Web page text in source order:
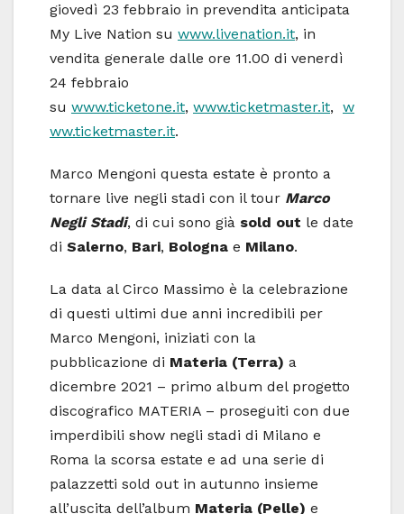
giovedì 23 febbraio in prevendita anticipata
My Live Nation su www.livenation.it, in
vendita generale dalle ore 11.00 di venerdì
24 febbraio
su www.ticketone.it, www.ticketmaster.it, w
ww.ticketmaster.it.
Marco Mengoni questa estate è pronto a
tornare live negli stadi con il tour Marco
Negli Stadi, di cui sono già sold out le date
di Salerno, Bari, Bologna e Milano.
La data al Circo Massimo è la celebrazione
di questi ultimi due anni incredibili per
Marco Mengoni, iniziati con la
pubblicazione di Materia (Terra) a
dicembre 2021 – primo album del progetto
discografico MATERIA – proseguiti con due
imperdibili show negli stadi di Milano e
Roma la scorsa estate e ad una serie di
palazzetti sold out in autunno insieme
all’uscita dell’album Materia (Pelle) e